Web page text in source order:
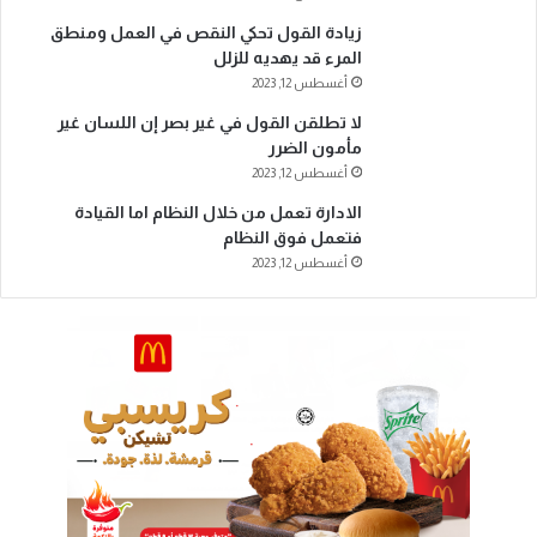
زيادة القول تحكي النقص في العمل ومنطق
المرء قد يهديه للزلل
أغسطس 12, 2023
لا تطلقن القول في غير بصر إن اللسان غير
مأمون الضرر
أغسطس 12, 2023
الادارة تعمل من خلال النظام اما القيادة
فتعمل فوق النظام
أغسطس 12, 2023